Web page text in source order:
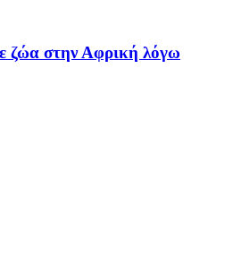
ζώα στην Αφρική λόγω